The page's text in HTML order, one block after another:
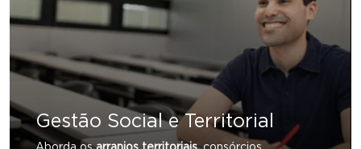
Gestão Social e Territorial